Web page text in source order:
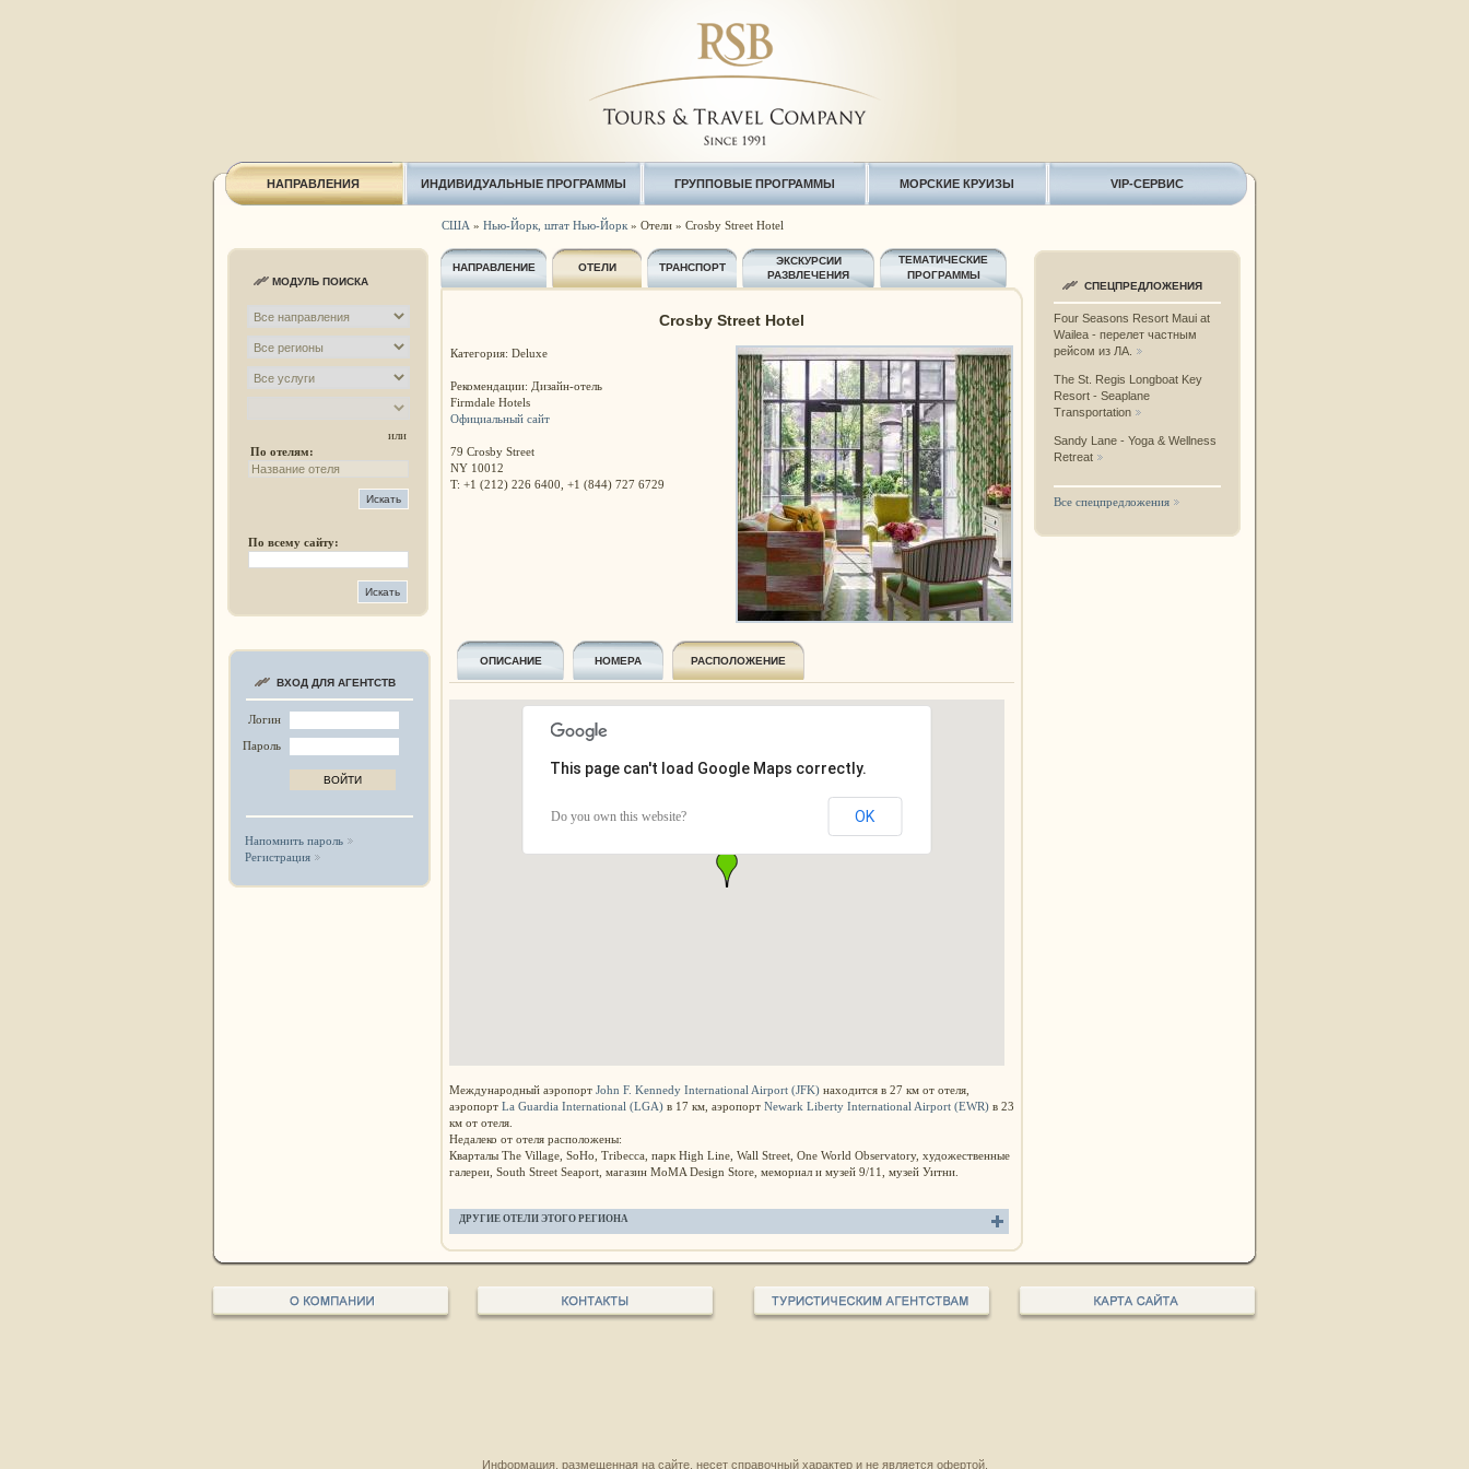
НАПРАВЛЕНИЯ ИНДИВИДУАЛЬНЫЕ ПРОГРАММЫ ГРУППОВЫЕ ПРОГРАММЫ МОРСКИЕ КРУИЗЫ VIP-СЕРВИС
МОДУЛЬ ПОИСКА
или
По отелям:
По всему сайту:
ВХОД ДЛЯ АГЕНТСТВ
Логин
Пароль
Напомнить пароль
Регистрация
США » Нью-Йорк, штат Нью-Йорк» Отели » Crosby Street Hotel
НАПРАВЛЕНИЕ ОТЕЛИ ТРАНСПОРТ
ЭКСКУРСИИ
РАЗВЛЕЧЕНИЯ
ТЕМАТИЧЕСКИЕ
ПРОГРАММЫ
Crosby Street Hotel
Категория: Deluxe
Рекомендации: Дизайн-отель
Firmdale Hotels
Официальный сайт
79 Crosby Street
NY 10012
T: +1 (212) 226 6400, +1 (844) 727 6729
ОПИСАНИЕ НОМЕРА РАСПОЛОЖЕНИЕ
This page can't load Google Maps correctly.
Do you own this website? OK
Международный аэропорт John F. Kennedy International Airport (JFK)находится в 27 км от отеля,
аэропорт La Guardia International (LGA)в 17 км, аэропорт Newark Liberty International Airport (EWR)в 23
км от отеля.
Недалеко от отеля расположены:
Кварталы The Village, SoHo, Tribecca, парк High Line, Wall Street, One World Observatory, художественные
галереи, South Street Seaport, магазин MoMA Design Store, мемориал и музей 9/11, музей Уитни.
ДРУГИЕ ОТЕЛИ ЭТОГО РЕГИОНА
СПЕЦПРЕДЛОЖЕНИЯ
Four Seasons Resort Maui at
Wailea - перелет частным
рейсом из ЛА.
The St. Regis Longboat Key
Resort - Seaplane
Transportation
Sandy Lane - Yoga & Wellness
Retreat
Все спецпредложения
Информация, размещенная на сайте, несет справочный характер и не является офертой.